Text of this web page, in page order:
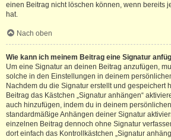
einen Beitrag nicht löschen können, wenn bereits
hat.
Nach oben
Wie kann ich meinem Beitrag eine Signatur
Um eine Signatur an deinen Beitrag anzufügen,
solche in den Einstellungen in deinem
Nachdem du die Signatur erstellt und gespeichert
Beitrag das Kästchen „Signatur anhängen“
auch hinzufügen, indem du in deinem
standardmäßige Anhängen deiner Signatur
einzelnen Beitrag dennoch ohne Signatur
dort einfach das Kontrollkästchen „Signatur